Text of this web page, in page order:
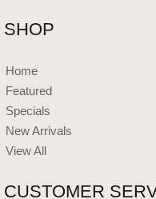
SHOP
Home
Featured
Specials
New Arrivals
View All
CUSTOMER